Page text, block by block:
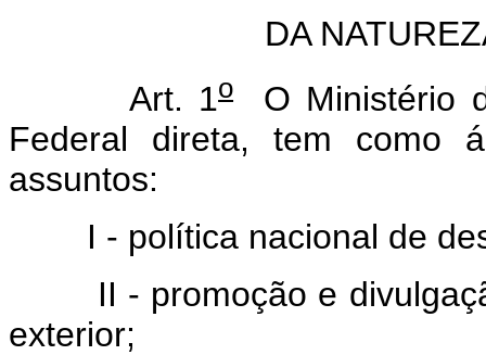
DA
Art. 1o
O Ministério
Federal direta, tem como
assuntos:
I - política nacional de
II - promoção e
exterior;